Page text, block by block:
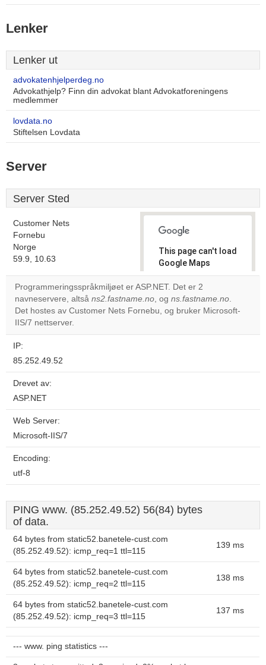
Lenker
Lenker ut
advokatenhjelperdeg.no
Advokathjelp? Finn din advokat blant Advokatforeningens
medlemmer
lovdata.no
Stiftelsen Lovdata
Server
Server Sted
Customer Nets
Fornebu
Norge
59.9, 10.63
This page can't load
Google Maps
correctly.
Do you
own this
OK
Programmeringsspråkmiljøet er ASP.NET. Det er 2
navneservere, altså ns2.fastname.no, og ns.fastname.no.
Det hostes av Customer Nets Fornebu, og bruker Microsoft-
IIS/7 nettserver.
IP:
85.252.49.52
Drevet av:
ASP.NET
Web Server:
Microsoft-IIS/7
Encoding:
utf-8
PING www. (85.252.49.52) 56(84) bytes
of data.
64 bytes from static52.banetele-cust.com
(85.252.49.52): icmp_req=1 ttl=115
139 ms
64 bytes from static52.banetele-cust.com
(85.252.49.52): icmp_req=2 ttl=115
138 ms
64 bytes from static52.banetele-cust.com
(85.252.49.52): icmp_req=3 ttl=115
137 ms
--- www. ping statistics ---